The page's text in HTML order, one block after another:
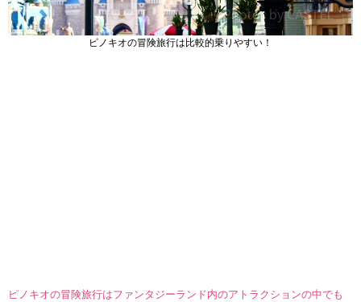
ピノキオの冒険旅行は比較的乗りやすい！
ピノキオの冒険旅行はファンタジーランド内のアトラクションの中でも